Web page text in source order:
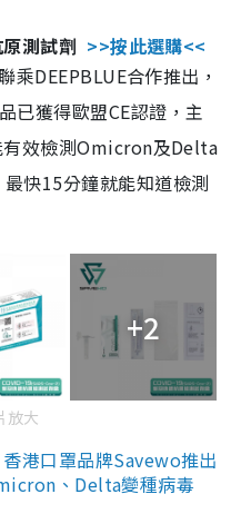
測試劑 >>按此選購<<
DEEPBLUE合作推出，
已獲得歐盟CE認證，主
效檢測Omicron及Delta
快15分鐘就能知道檢測
+2
放大
港口罩品牌Savewo推出
、Delta變種病毒